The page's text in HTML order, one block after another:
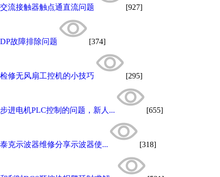
交流接触器触点通直流问题 [927]
DP故障排除问题 [374]
检修无风扇工控机的小技巧 [295]
步进电机PLC控制的问题，新人... [655]
泰克示波器维修分享示波器使... [318]